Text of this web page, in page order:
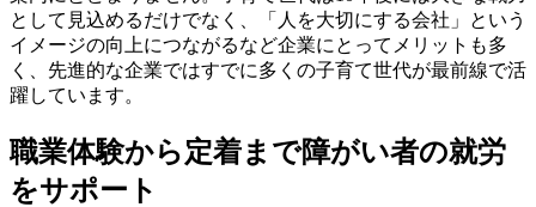
として見込めるだけでなく、「人を大切にする会社」という
イメージの向上につながるなど企業にとってメリットも多
く、先進的な企業ではすでに多くの子育て世代が最前線で活
躍しています。
職業体験から定着まで障がい者の就労
をサポート